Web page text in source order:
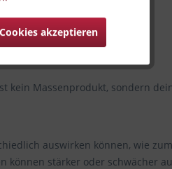
kein Massenprodukt, sondern
auswirken können, wie
können stärker oder schwächer
akzeptieren